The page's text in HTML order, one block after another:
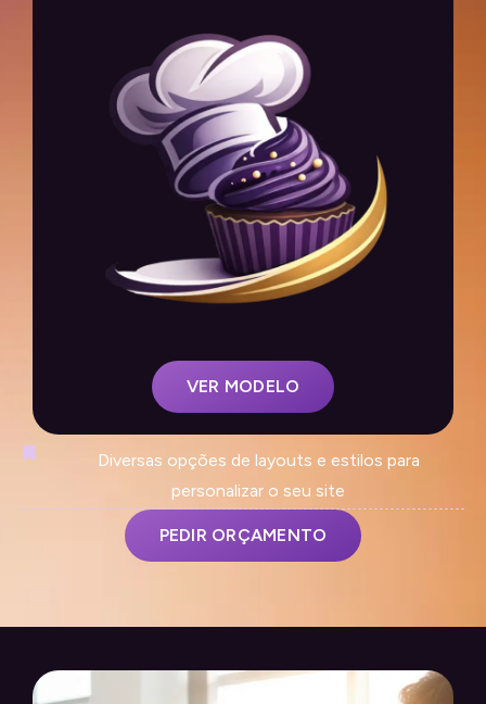
VER MODELO
Diversas opções de layouts e estilos para
personalizar o seu site
PEDIR ORÇAMENTO